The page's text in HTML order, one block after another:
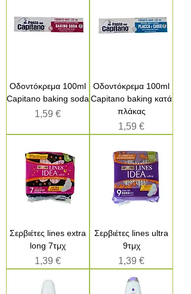
Οδοντόκρεμα 100ml
Capitano baking soda
Τιμή
1,59 €
Οδοντόκρεμα 100ml
Capitano baking κατά
πλάκας
Τιμή
1,59 €
Σερβιέτες lines extra
long 7τμχ
Τιμή
1,39 €
Σερβιέτες lines ultra
9τμχ
Τιμή
1,39 €